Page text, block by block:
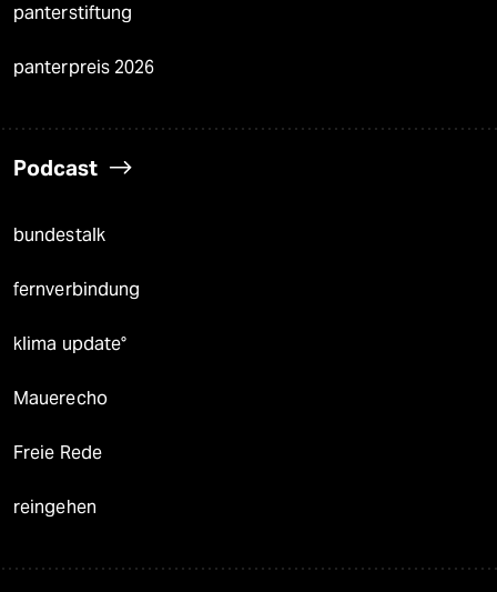
panterstiftung
panterpreis 2026
Podcast
bundestalk
fernverbindung
klima update°
Mauerecho
Freie Rede
reingehen